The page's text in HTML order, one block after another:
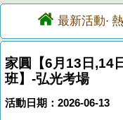
最新活動·
家圓【6月13日,14
班】-弘光考場
活動日期：2026-06-13